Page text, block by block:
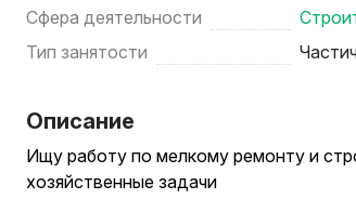
Сфера деятельности
Тип занятости
Описание
Ищу работу по мелкому ремонту и
хозяйственные задачи